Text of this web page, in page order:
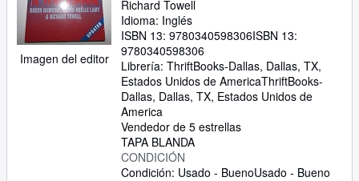
Imagen del editor
Richard Towell
Idioma: Inglés
ISBN 13: 9780340598306ISBN 13:
9780340598306
Librería: ThriftBooks-Dallas, Dallas, TX,
Estados Unidos de AmericaThriftBooks-
Dallas, Dallas, TX, Estados Unidos de
America
Vendedor de 5 estrellas
TAPA BLANDA
CONDICIÓN
Condición: Usado - BuenoUsado - Bueno